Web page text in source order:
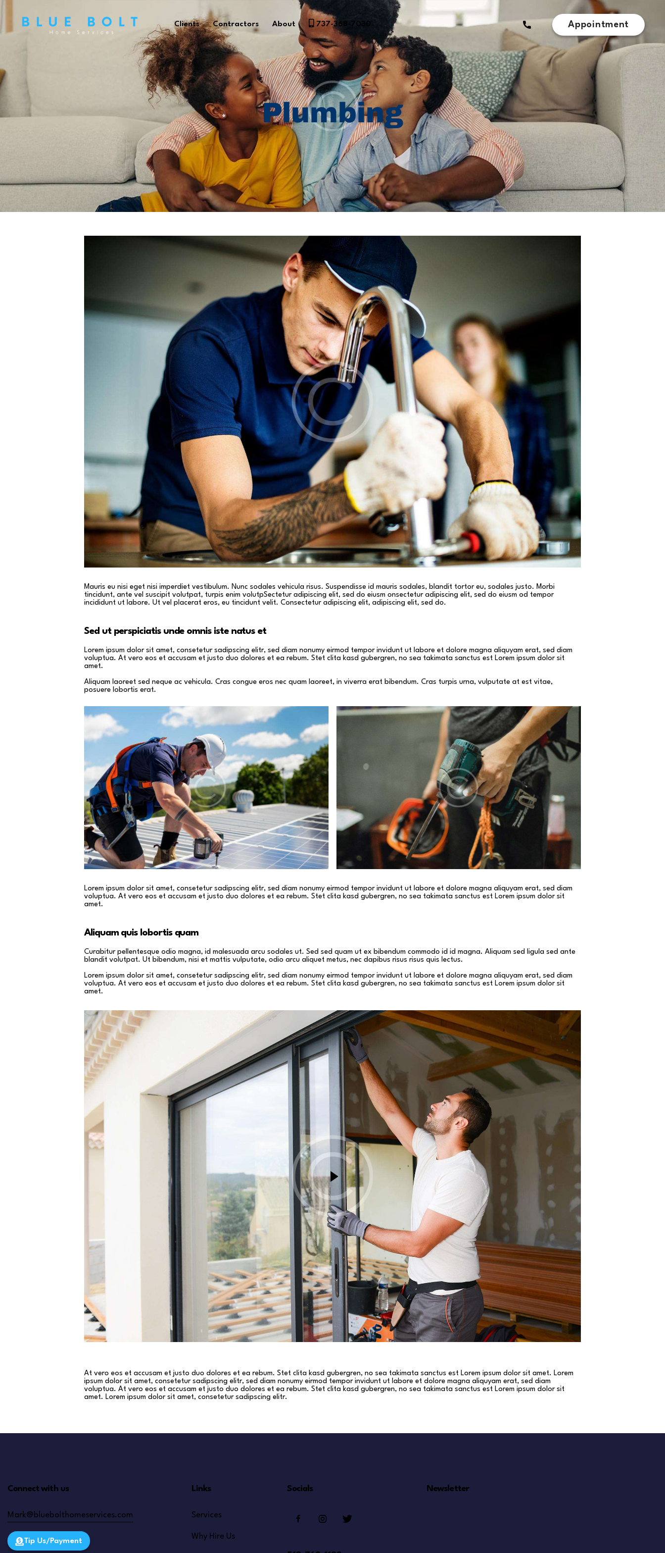
Clients Contractors About 737-368-7030 Appointment
Plumbing
Mauris eu nisi eget nisi imperdiet vestibulum. Nunc sodales vehicula risus. Suspendisse id mauris sodales, blandit tortor eu, sodales justo. Morbi
tincidunt, ante vel suscipit volutpat, turpis enim volutpSectetur adipiscing elit, sed do eiusm onsectetur adipiscing elit, sed do eiusm od tempor
incididunt ut labore. Ut vel placerat eros, eu tincidunt velit. Consectetur adipiscing elit, adipiscing elit, sed do.
Sed ut perspiciatis unde omnis iste natus et
Lorem ipsum dolor sit amet, consetetur sadipscing elitr, sed diam nonumy eirmod tempor invidunt ut labore et dolore magna aliquyam erat, sed diam
voluptua. At vero eos et accusam et justo duo dolores et ea rebum. Stet clita kasd gubergren, no sea takimata sanctus est Lorem ipsum dolor sit
amet.
Aliquam laoreet sed neque ac vehicula. Cras congue eros nec quam laoreet, in viverra erat bibendum. Cras turpis urna, vulputate at est vitae,
posuere lobortis erat.
Lorem ipsum dolor sit amet, consetetur sadipscing elitr, sed diam nonumy eirmod tempor invidunt ut labore et dolore magna aliquyam erat, sed diam
voluptua. At vero eos et accusam et justo duo dolores et ea rebum. Stet clita kasd gubergren, no sea takimata sanctus est Lorem ipsum dolor sit
amet.
Aliquam quis lobortis quam
Curabitur pellentesque odio magna, id malesuada arcu sodales ut. Sed sed quam ut ex bibendum commodo id id magna. Aliquam sed ligula sed ante
blandit volutpat. Ut bibendum, nisi et mattis vulputate, odio arcu aliquet metus, nec dapibus risus risus quis lectus.
Lorem ipsum dolor sit amet, consetetur sadipscing elitr, sed diam nonumy eirmod tempor invidunt ut labore et dolore magna aliquyam erat, sed diam
voluptua. At vero eos et accusam et justo duo dolores et ea rebum. Stet clita kasd gubergren, no sea takimata sanctus est Lorem ipsum dolor sit
amet.
At vero eos et accusam et justo duo dolores et ea rebum. Stet clita kasd gubergren, no sea takimata sanctus est Lorem ipsum dolor sit amet. Lorem
ipsum dolor sit amet, consetetur sadipscing elitr, sed diam nonumy eirmod tempor invidunt ut labore et dolore magna aliquyam erat, sed diam
voluptua. At vero eos et accusam et justo duo dolores et ea rebum. Stet clita kasd gubergren, no sea takimata sanctus est Lorem ipsum dolor sit
amet. Lorem ipsum dolor sit amet, consetetur sadipscing elitr.
Connect with us
Mark@bluebolthomeservices.com
Tip Us/Payment
Links
Services
Why Hire Us
Socials Newsletter